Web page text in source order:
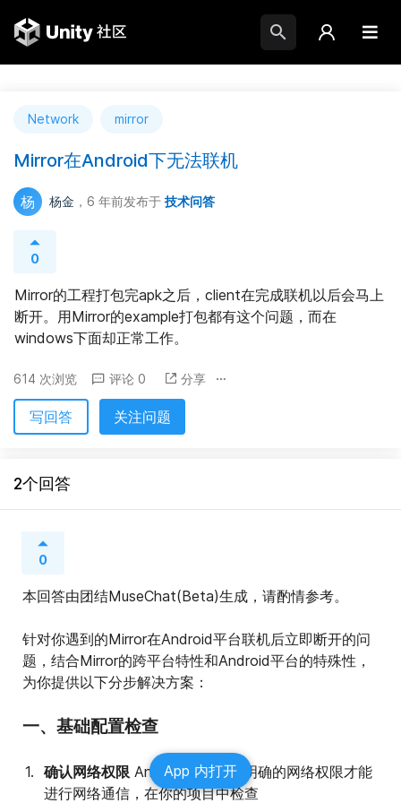
Network mirror
Mirror在Android下无法联机
杨 杨金 ，6 年前发布于 技术问答
0
Mirror的工程打包完apk之后，client在完成联机以后会马上
断开。用Mirror的example打包都有这个问题，而在
windows下面却正常工作。
614 次浏览 评论 0 分享
写回答 关注问题
2个回答
0
本回答由团结MuseChat(Beta)生成，请酌情参考。
针对你遇到的Mirror在Android平台联机后立即断开的问
题，结合Mirror的跨平台特性和Android平台的特殊性，
为你提供以下分步解决方案：
一、基础配置检查
确认网络权限 Android应用需要明确的网络权限才能
进行网络通信，在你的项目中检查
App 内打开